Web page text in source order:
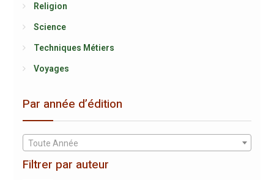
Religion
Science
Techniques Métiers
Voyages
Par année d’édition
Toute Année
Filtrer par auteur